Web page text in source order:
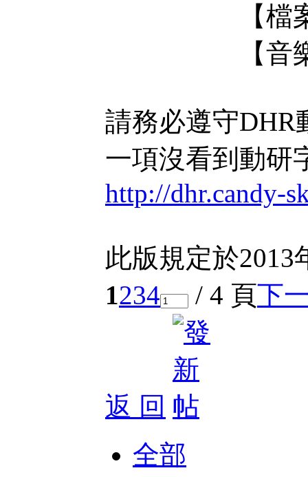
【檔案載
【音樂圖
請務必遵守DHR
一項沒看到動研
http://dhr.candy-
此版規定於2013
1234 / 4 頁下
返 回
全部